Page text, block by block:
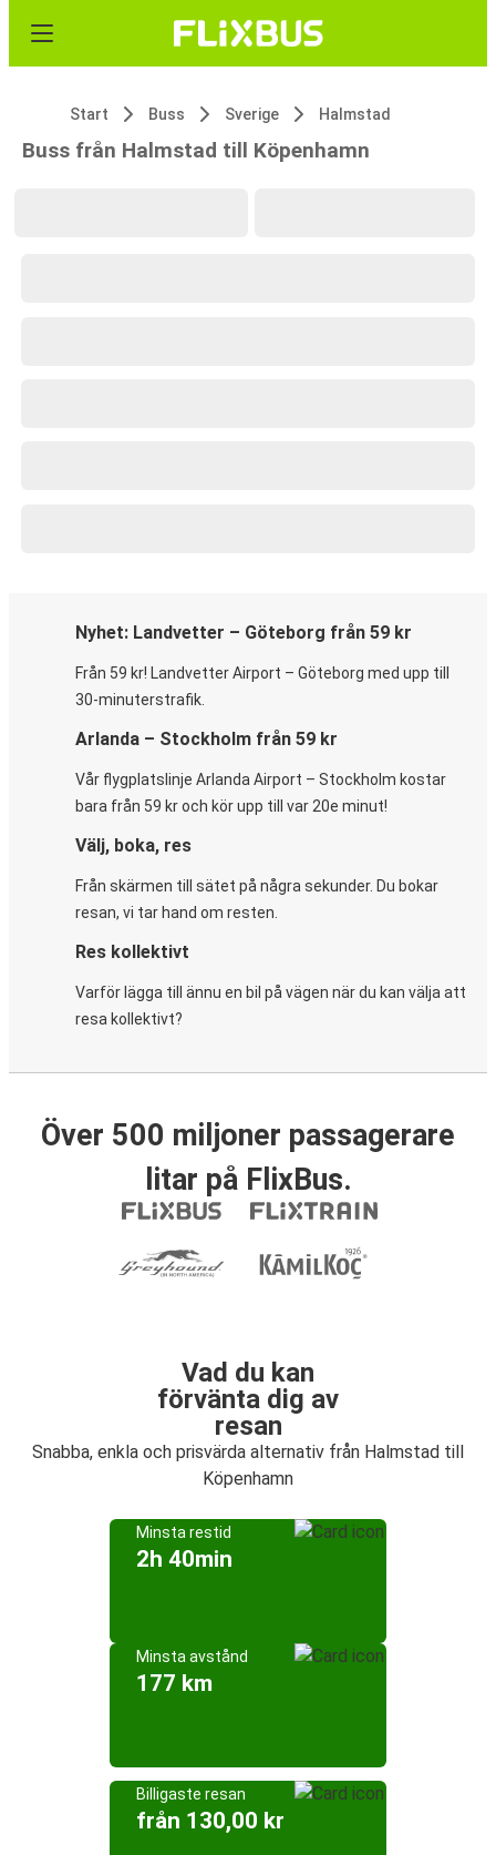
Start Buss Sverige Halmstad
Buss från Halmstad till Köpenhamn
Nyhet: Landvetter – Göteborg från 59 kr
Från 59 kr! Landvetter Airport – Göteborg med upp till
30-minuterstrafik.
Arlanda – Stockholm från 59 kr
Vår flygplatslinje Arlanda Airport – Stockholm kostar
bara från 59 kr och kör upp till var 20e minut!
Välj, boka, res
Från skärmen till sätet på några sekunder. Du bokar
resan, vi tar hand om resten.
Res kollektivt
Varför lägga till ännu en bil på vägen när du kan välja att
resa kollektivt?
Över 500 miljoner passagerare
litar på FlixBus.
Vad du kan
förvänta dig av
resan
Snabba, enkla och prisvärda alternativ från Halmstad till
Köpenhamn
Minsta restid
2h 40min
Minsta avstånd
177 km
Billigaste resan
från 130,00 kr